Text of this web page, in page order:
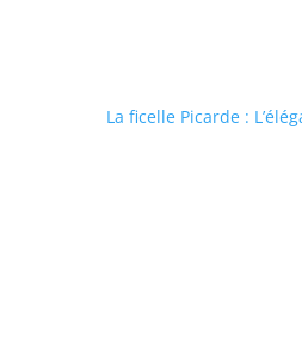
La ficelle Picarde :